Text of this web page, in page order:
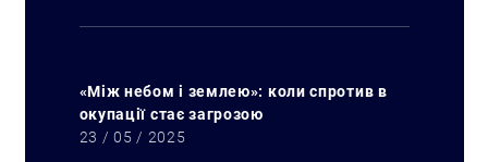
«Між небом і землею»: коли спротив в
окупації стає загрозою
23 / 05 / 2025